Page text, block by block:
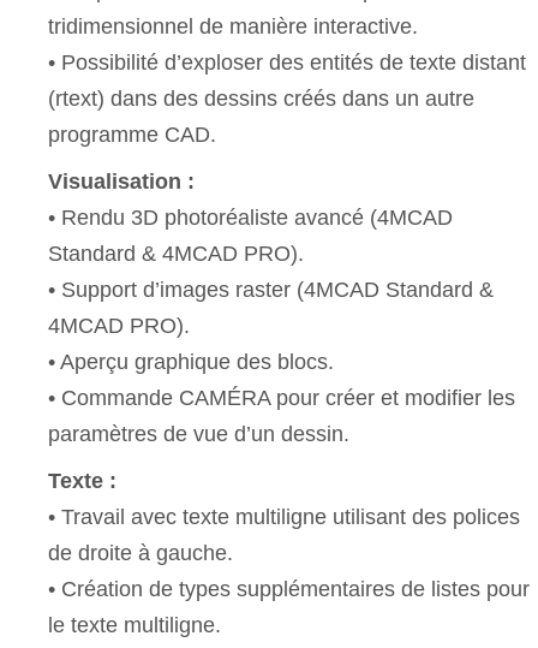
tridimensionnel de manière interactive.
• Possibilité d’exploser des entités de texte distant
(rtext) dans des dessins créés dans un autre
programme CAD.
Visualisation :
• Rendu 3D photoréaliste avancé (4MCAD
Standard & 4MCAD PRO).
• Support d’images raster (4MCAD Standard &
4MCAD PRO).
• Aperçu graphique des blocs.
• Commande CAMÉRA pour créer et modifier les
paramètres de vue d’un dessin.
Texte :
• Travail avec texte multiligne utilisant des polices
de droite à gauche.
• Création de types supplémentaires de listes pour
le texte multiligne.